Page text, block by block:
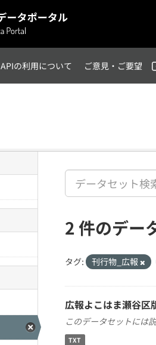
APIの利用について ご意見・ご要望
2 件のデー
タグ: 刊行物_広報
広報よこはま瀬谷区
このデータセットには
TXT